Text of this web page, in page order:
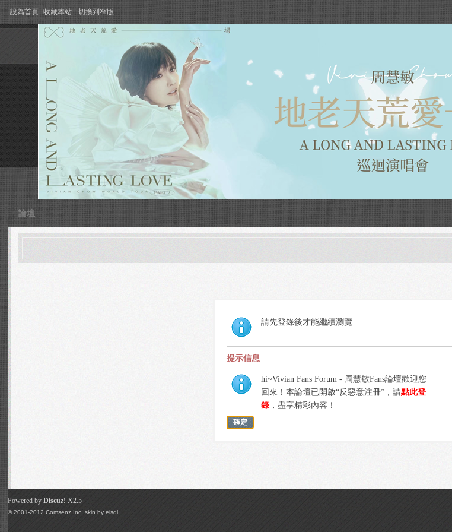
設為首頁 收藏本站 切換到窄版
論壇
請先登錄後才能繼續瀏覽
提示信息
hi~Vivian Fans Forum - 周慧敏Fans論壇歡迎您
回來！本論壇已開啟“反惡意注冊”，請點此登
錄，盡享精彩內容！
確定
Powered byDiscuz! X2.5
© 2001-2012Comsenz Inc. skin byeisdl